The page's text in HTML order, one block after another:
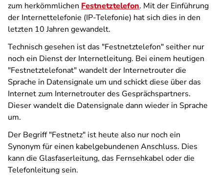
zum herkömmlichen Festnetztelefon. Mit der Einführung
der Internettelefonie (IP-Telefonie) hat sich dies in den
letzten 10 Jahren gewandelt.
Technisch gesehen ist das "Festnetztelefon" seither nur
noch ein Dienst der Internetleitung. Bei einem heutigen
"Festnetztelefonat" wandelt der Internetrouter die
Sprache in Datensignale um und schickt diese über das
Internet zum Internetrouter des Gesprächspartners.
Dieser wandelt die Datensignale dann wieder in Sprache
um.
Der Begriff "Festnetz" ist heute also nur noch ein
Synonym für einen kabelgebundenen Anschluss. Dies
kann die Glasfaserleitung, das Fernsehkabel oder die
Telefonleitung sein.